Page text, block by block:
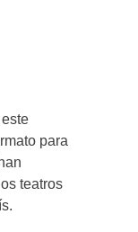
para
teatros